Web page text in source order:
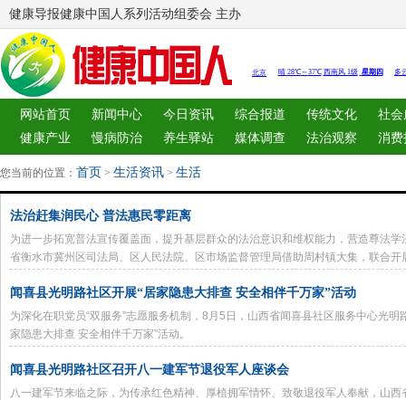
健康导报健康中国人系列活动组委会 主办
网站首页 新闻中心 今日资讯 综合报道 传统文化
社会
健康产业
慢病防治 养生驿站 媒体调查 法治观察
消费
您当前的位置： 首页 > 生活资讯 > 生活
法治赶集润民心 普法惠民零距离
为进一步拓宽普法宣传覆盖面，提升基层群众的法治意识和维权能力，营造尊法
省衡水市冀州区司法局、区人民法院、区市场监督管理局借助周村镇大集，联合
闻喜县光明路社区开展“居家隐患大排查 安全相伴千万家”活动
为深化在职党员“双服务”志愿服务机制，8月5日，山西省闻喜县社区服务中心光明
家隐患大排查 安全相伴千万家”活动。
闻喜县光明路社区召开八一建军节退役军人座谈会
八一建军节来临之际，为传承红色精神、厚植拥军情怀、致敬退役军人奉献，山西